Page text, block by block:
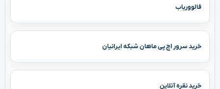
فالووریاب
خرید سرور اچ پی ماهان شبکه ایرانیان
خرید نقره آنلاین